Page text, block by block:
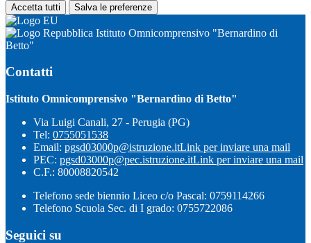
Accetta tutti Salva le preferenze
Istituto Omnicomprensivo "Bernardino di
Betto"
Contatti
Istituto Omnicomprensivo "Bernardino di Betto"
Via Luigi Canali, 27 - Perugia (PG)
Tel: 0755051538
Email: pgsd03000p@istruzione.itLink per inviare una mail
PEC: pgsd03000p@pec.istruzione.itLink per inviare una mail
C.F.: 80008820542
Telefono sede biennio Liceo c/o Pascal: 0759114266
Telefono Scuola Sec. di I grado: 0755722086
Seguici su